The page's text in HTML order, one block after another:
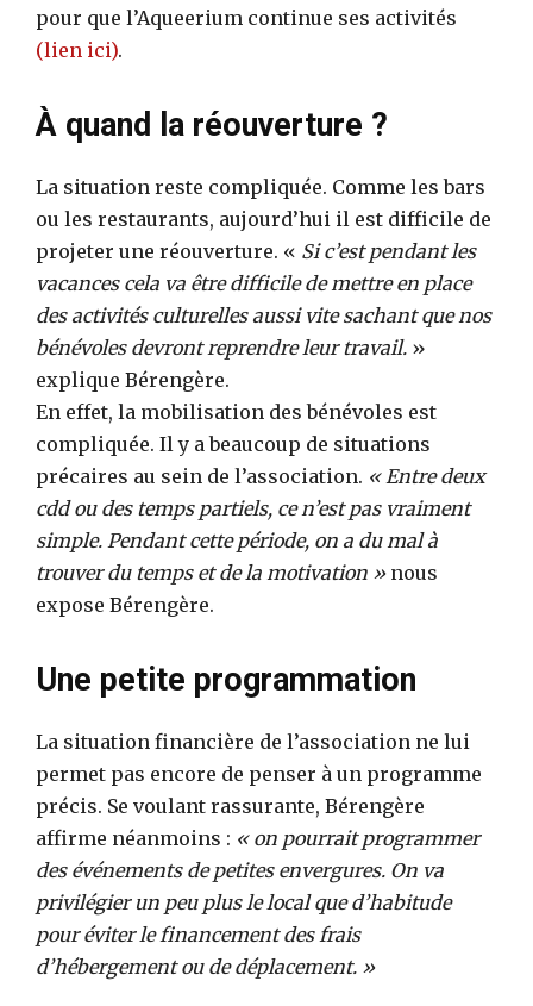
pour que l’Aqueerium continue ses activités
(lien ici).
À quand la réouverture ?
La situation reste compliquée. Comme les bars
ou les restaurants, aujourd’hui il est difficile de
projeter une réouverture. « Si c’est pendant les
vacances cela va être difficile de mettre en place
des activités culturelles aussi vite sachant que nos
bénévoles devront reprendre leur travail. »
explique Bérengère.
En effet, la mobilisation des bénévoles est
compliquée. Il y a beaucoup de situations
précaires au sein de l’association. « Entre deux
cdd ou des temps partiels, ce n’est pas vraiment
simple. Pendant cette période, on a du mal à
trouver du temps et de la motivation » nous
expose Bérengère.
Une petite programmation
La situation financière de l’association ne lui
permet pas encore de penser à un programme
précis. Se voulant rassurante, Bérengère
affirme néanmoins : « on pourrait programmer
des événements de petites envergures. On va
privilégier un peu plus le local que d’habitude
pour éviter le financement des frais
d’hébergement ou de déplacement. »